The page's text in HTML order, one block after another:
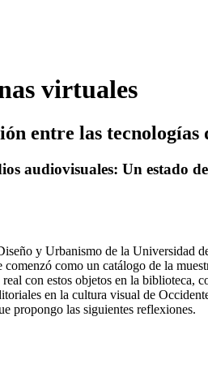
virtuales
entre las tecnologías
audiovisuales: Un estado
y Urbanismo de la Universidad
comenzó como un catálogo de la
con estos objetos en la biblioteca,
en la cultura visual de
propongo las siguientes reflexiones.